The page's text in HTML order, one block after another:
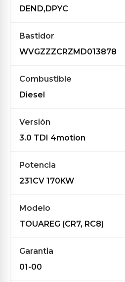
DEND,DPYC
Bastidor
WVGZZZCRZMD013878
Combustible
Diesel
Versión
3.0 TDI 4motion
Potencia
231CV 170KW
Modelo
TOUAREG (CR7, RC8)
Garantia
01-00